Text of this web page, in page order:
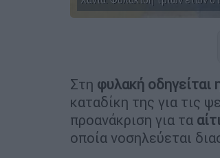
Στη φυλακή οδηγείται
καταδίκη της για τις
προανάκριση για τα
οποία νοσηλεύεται